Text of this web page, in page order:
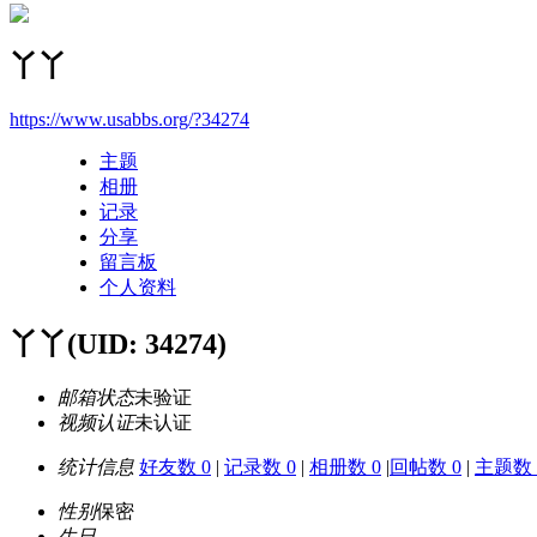
丫丫
https://www.usabbs.org/?34274
主题
相册
记录
分享
留言板
个人资料
丫丫(UID: 34274)
邮箱状态未验证
视频认证未认证
统计信息 好友数 0 | 记录数 0 | 相册数 0 |回帖数 0 | 主题数
性别保密